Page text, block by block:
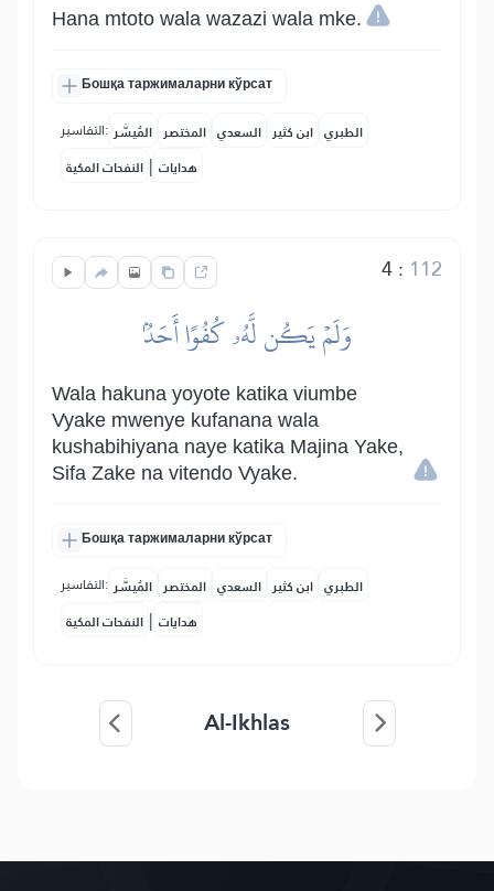
Hana mtoto wala wazazi wala mke.
Бошқа таржималарни кўрсат
التفاسير: المُيسَّر المختصر السعدي ابن كثير الطبري
النفحات المكية | هدايات
4: 112
وَلَمۡ يَكُن لَّهُۥ كُفُوًا أَحَدُۢ
Wala hakuna yoyote katika viumbe
Vyake mwenye kufanana wala
kushabihiyana naye katika Majina Yake,
Sifa Zake na vitendo Vyake.
Бошқа таржималарни кўрсат
التفاسير: المُيسَّر المختصر السعدي ابن كثير الطبري
النفحات المكية | هدايات
Al-Ikhlas